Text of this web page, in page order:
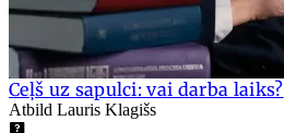
Ceļš uz sapulci: vai darba laiks?
Atbild Lauris Klagišs